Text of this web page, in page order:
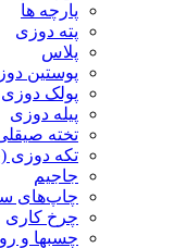
پارچه ها
پته دوزی
پلاس
پوستین
پولک دوزی
پیله دوزی
تخته
تکه دوزی
جاجیم
چاپ‌های
چرخ کاری
چسبها و